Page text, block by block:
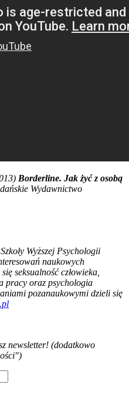
Borderline. Jak żyć z osobą
Wydawnictwo
Wyższej Psychologii
naukowych
seksualność człowieka,
pracy oraz psychologia
pozanaukowymi dzieli się
newsletter! (dodatkowo